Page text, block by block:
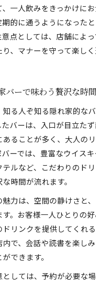
、一人飲みをきっかけに
期的に通うようになった
意点としては、店舗によ
り、マナーを守って楽し
バーで味わう贅沢な時間
る人ぞ知る隠れ家的な
たバーは、入口が目立た
あることが多く、大人の
ーでは、豊富なウイス
テルなど、こだわりのド
時間が流れます。
魅力は、空間の静けさと
。お客様一人ひとりの好
ドリンクを提供してくれ
内で、会話や読書を楽し
できます。
しては、予約が必要な